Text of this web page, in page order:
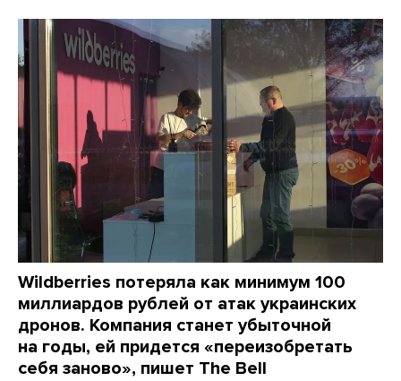
Wildberries потеряла как минимум 100
миллиардов рублей от атак украинских
дронов. Компания станет убыточной
на годы, ей придется «переизобретать
себя заново», пишет The Bell